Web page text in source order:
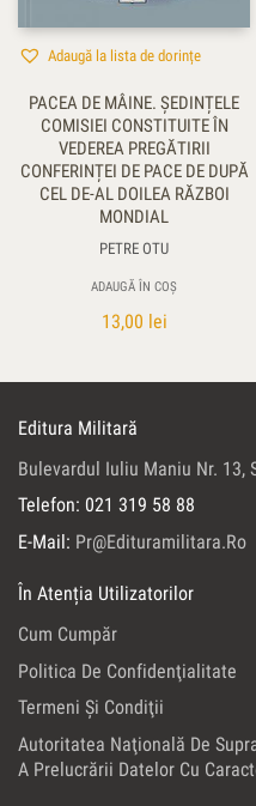
Adaugă la lista de dorințe
PACEA DE MÂINE. ȘEDINȚELE
COMISIEI CONSTITUITE ÎN
VEDEREA PREGĂTIRII
CONFERINȚEI DE PACE DE DUPĂ
CEL DE-AL DOILEA RĂZBOI
MONDIAL
PETRE OTU
ADAUGĂ ÎN COȘ
13,00 lei
Editura Militară
Bulevardul Iuliu Maniu Nr. 13,
Telefon: 021 319 58 88
E-Mail: Pr@edituramilitara.ro
În Atenția Utilizatorilor
Cum Cumpăr
Politica De Confidenţialitate
Termeni Şi Condiţii
Autoritatea Naţională De
A Prelucrării Datelor Cu